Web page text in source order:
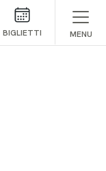
BIGLIETTI MENU